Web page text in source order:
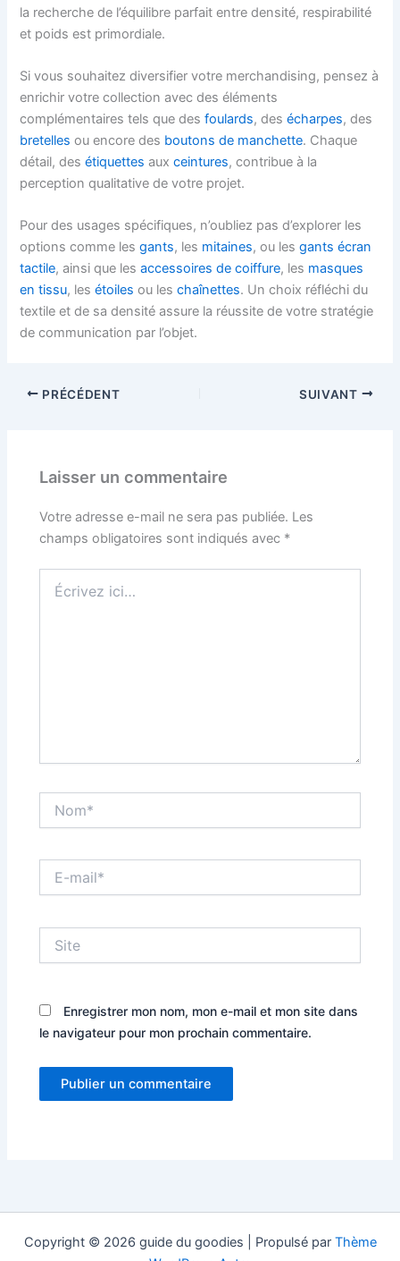
la recherche de l’équilibre parfait entre densité, respirabilité
et poids est primordiale.
Si vous souhaitez diversifier votre merchandising, pensez à
enrichir votre collection avec des éléments
complémentaires tels que desfoulards, desécharpes, des
bretelles ou encore des boutons de manchette. Chaque
détail, desétiquettes auxceintures, contribue à la
perception qualitative de votre projet.
Pour des usages spécifiques, n’oubliez pas d’explorer les
options comme lesgants, les mitaines, ou lesgants écran
tactile, ainsi que lesaccessoires de coiffure, les masques
en tissu, lesétoiles ou leschaînettes. Un choix réfléchi du
textile et de sa densité assure la réussite de votre stratégie
de communication par l’objet.
PRÉCÉDENT SUIVANT
Laisser un commentaire
Votre adresse e-mail ne sera pas publiée. Les
champs obligatoires sont indiqués avec *
ici…
mail*
Enregistrer mon nom, mon e-mail et mon site dans
le navigateur pour mon prochain commentaire.
Copyright © 2026 guide du goodies | Propulsé par Thème